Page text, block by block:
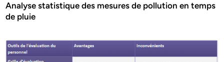
Analyse statistique des mesures de pollution en temps
de pluie